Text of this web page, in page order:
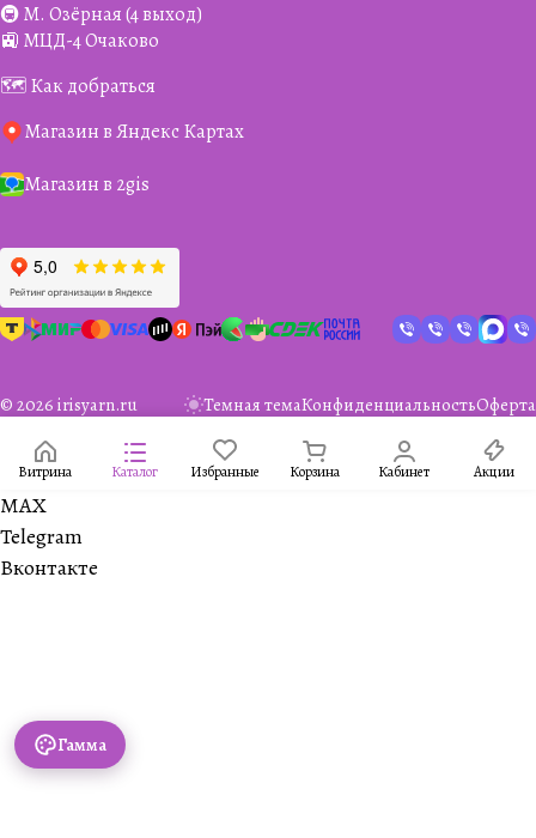
🚇 М. Озёрная (4 выход)
🚉 МЦД-4 Очаково
🗺️ Как добраться
Магазин в Яндекс Картах
Магазин в 2gis
© 2026 irisyarn.ru Темная темаКонфиденциальностьОферта
Витрина Каталог Избранные Корзина Кабинет Акции
Гамма
MAX
Telegram
Вконтакте